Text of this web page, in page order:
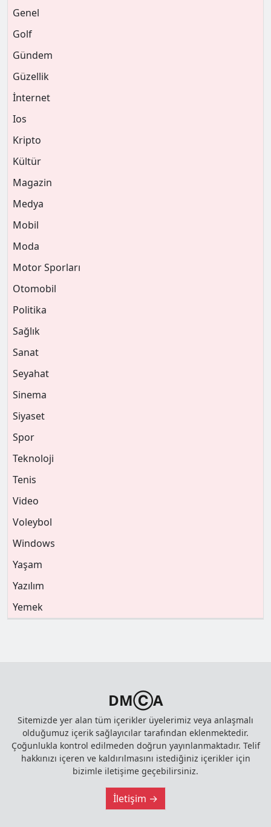
Genel
Golf
Gündem
Güzellik
İnternet
Ios
Kripto
Kültür
Magazin
Medya
Mobil
Moda
Motor Sporları
Otomobil
Politika
Sağlık
Sanat
Seyahat
Sinema
Siyaset
Spor
Teknoloji
Tenis
Video
Voleybol
Windows
Yaşam
Yazılım
Yemek
DMⒸA
Sitemizde yer alan tüm içerikler üyelerimiz veya anlaşmalı
olduğumuz içerik sağlayıcılar tarafından eklenmektedir.
Çoğunlukla kontrol edilmeden doğrun yayınlanmaktadır. Telif
hakkınızı içeren ve kaldırılmasını istediğiniz içerikler için
bizimle iletişime geçebilirsiniz.
İletişim →